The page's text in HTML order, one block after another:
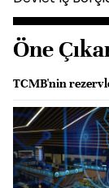
Öne
TCMB'nin